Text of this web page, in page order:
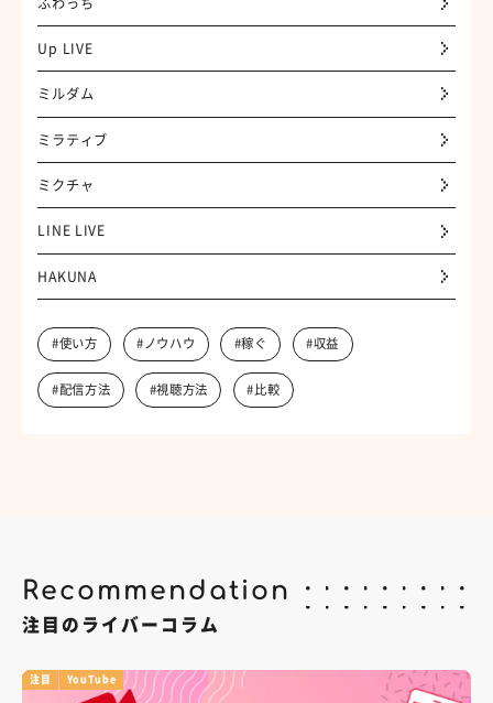
ふわっち
Up LIVE
ミルダム
ミラティブ
ミクチャ
LINE LIVE
HAKUNA
#使い方 #ノウハウ #稼ぐ #収益
#配信方法 #視聴方法 #比較
Recommendation
注目のライバーコラム
注目 YouTube